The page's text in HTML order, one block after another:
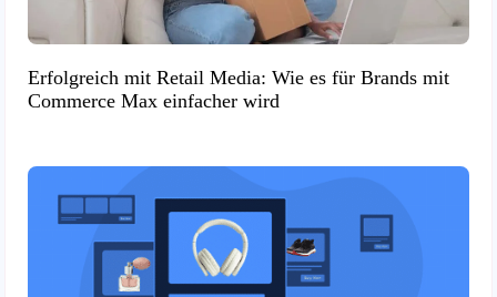
Erfolgreich mit Retail Media: Wie es für Brands mit
Commerce Max einfacher wird